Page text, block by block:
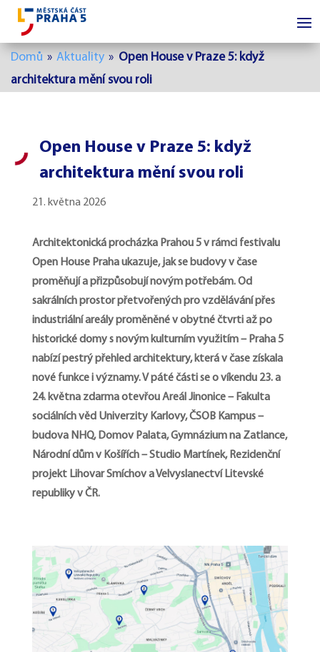
Domů » Aktuality » Open House v Praze 5: když
architektura mění svou roli
Open House v Praze 5: když
architektura mění svou roli
21. května 2026
Architektonická procházka Prahou 5 v rámci festivalu
Open House Praha ukazuje, jak se budovy v čase
proměňují a přizpůsobují novým potřebám. Od
sakrálních prostor přetvořených pro vzdělávání přes
industriální areály proměněné v obytné čtvrti až po
historické domy s novým kulturním využitím – Praha 5
nabízí pestrý přehled architektury, která v čase získala
nové funkce i významy.V páté části se o víkendu 23. a
24. května zdarma otevřou Areál Jinonice – Fakulta
sociálních věd Univerzity Karlovy, ČSOB Kampus –
budova NHQ, Domov Palata, Gymnázium na Zatlance,
Národní dům v Košířích – Studio Martínek, Rezidenční
projekt Lihovar Smíchov a Velvyslanectví Litevské
republiky v ČR.